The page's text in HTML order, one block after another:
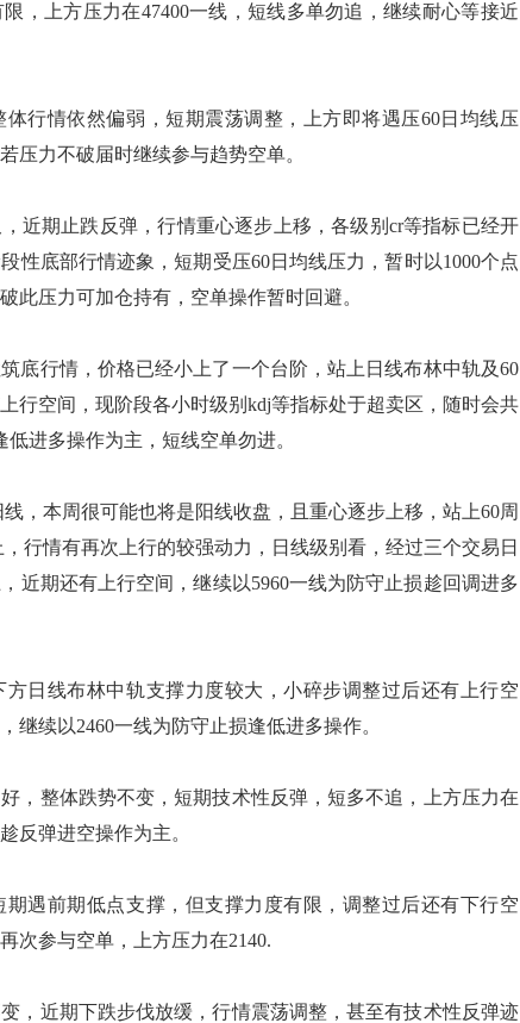
，上方压力在47400一线，短线多单勿追，继续耐心等接近
行情依然偏弱，短期震荡调整，上方即将遇压60日均线压
压力不破届时继续参与趋势空单。
期止跌反弹，行情重心逐步上移，各级别cr等指标已经开
性底部行情迹象，短期受压60日均线压力，暂时以1000个点
此压力可加仓持有，空单操作暂时回避。
行情，价格已经小上了一个台阶，站上日线布林中轨及60
行空间，现阶段各小时级别kdj等指标处于超卖区，随时会共
进多操作为主，短线空单勿进。
本周很可能也将是阳线收盘，且重心逐步上移，站上60周
行情有再次上行的较强动力，日线级别看，经过三个交易日
近期还有上行空间，继续以5960一线为防守止损趁回调进多
日线布林中轨支撑力度较大，小碎步调整过后还有上行空
继续以2460一线为防守止损逢低进多操作。
整体跌势不变，短期技术性反弹，短多不追，上方压力在
反弹进空操作为主。
遇前期低点支撑，但支撑力度有限，调整过后还有下行空
次参与空单，上方压力在2140.
近期下跌步伐放缓，行情震荡调整，甚至有技术性反弹迹